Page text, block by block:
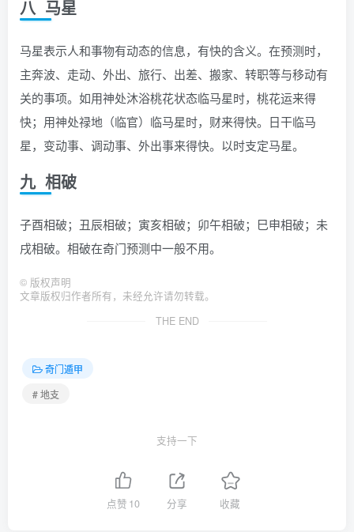
八 马星
马星表示人和事物有动态的信息，有快的含义。在预测时，
主奔波、走动、外出、旅行、出差、搬家、转职等与移动有
关的事项。如用神处沐浴桃花状态临马星时，桃花运来得
快；用神处禄地（临官）临马星时，财来得快。日干临马
星，变动事、调动事、外出事来得快。以时支定马星。
九 相破
子酉相破；丑辰相破；寅亥相破；卯午相破；巳申相破；未
戌相破。相破在奇门预测中一般不用。
© 版权声明
文章版权归作者所有，未经允许请勿转载。
THE END
奇门遁甲
# 地支
支持一下
点赞 10 分享 收藏